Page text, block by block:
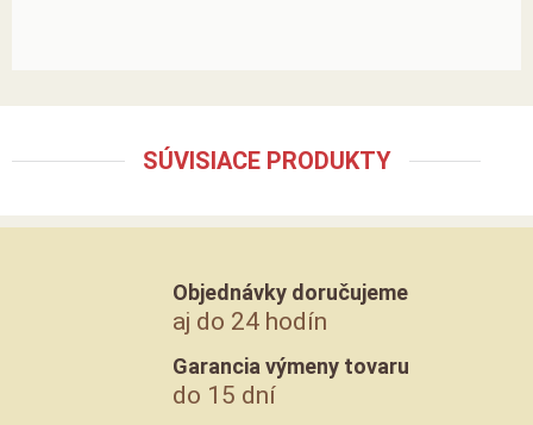
SÚVISIACE PRODUKTY
Objednávky doručujeme
aj do 24 hodín
Garancia výmeny tovaru
do 15 dní